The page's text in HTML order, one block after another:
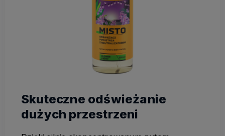
Skuteczne odświeżanie
dużych przestrzeni